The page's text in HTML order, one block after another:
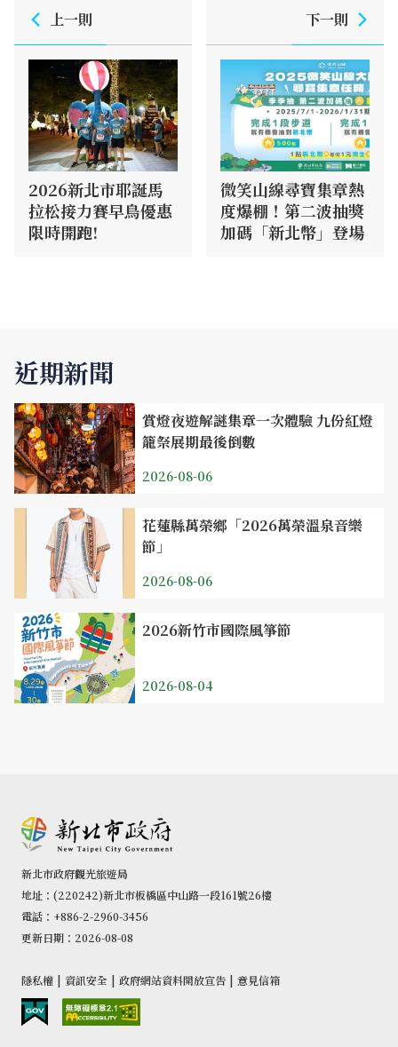
上一則
2026新北市耶誕馬
拉松接力賽早鳥優惠
限時開跑!
下一則
微笑山線尋寶集章熱
度爆棚！第二波抽獎
加碼「新北幣」登場
近期新聞
賞燈夜遊解謎集章一次體驗 九份紅燈
籠祭展期最後倒數
2026-08-06
花蓮縣萬榮鄉「2026萬榮溫泉音樂
節」
2026-08-06
2026新竹市國際風箏節
2026-08-04
新北市政府觀光旅遊局
地址：(220242)新北市板橋區中山路一段161號26樓
電話：+886-2-2960-3456
更新日期：2026-08-08
隱私權 | 資訊安全 | 政府網站資料開放宣告 | 意見信箱